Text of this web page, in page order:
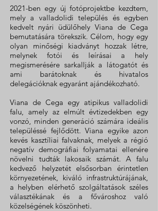
2021-ben egy új fotóprojektbe kezdtem,
mely a valladolidi település és egyben
kedvelt nyári üdülőhely Viana de Cega
bemutatására törekszik. Célom, hogy egy
olyan minőségi kiadványt hozzak létre,
melynek fotói és leírásai a hely
megismerésére sarkallják a látogatót és
ami barátoknak és hivatalos
delegációknak egyaránt ajándékozható.
Viana de Cega egy atipikus valladolidi
falu, amely az elmúlt évtizedekben egy
vonzó, minden generáció számára ideális
településsé fejlődött. Viana egyike azon
kevés kasztíliai falvaknak, melyek a régió
negatív demográfiai folyamatai ellenére
növelni tudták lakosaik számát. A falu
kedvező helyzetét elsősorban érintetlen
környezetének, kiváló infrastruktúrájának,
a helyben elérhető szolgáltatások széles
választékának és a fővároshoz való
közelségének köszönheti.